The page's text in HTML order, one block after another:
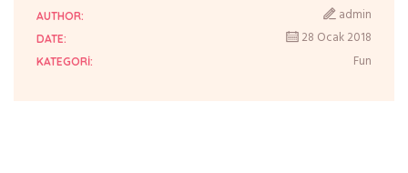
AUTHOR: admin
DATE: 28 Ocak 2018
KATEGORI: Fun